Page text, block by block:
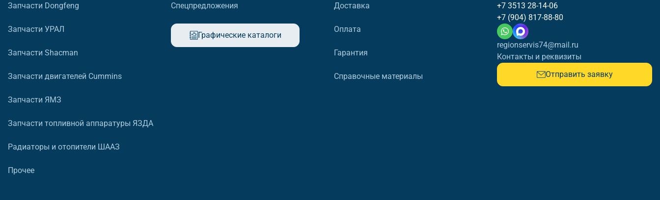
Запчасти Dongfeng
Запчасти УРАЛ
Запчасти Shacman
Запчасти двигателей Cummins
Запчасти ЯМЗ
Запчасти топливной аппаратуры ЯЗДА
Радиаторы и отопители ШААЗ
Прочее
Спецпредложения
Графические каталоги
Доставка
Оплата
Гарантия
Справочные материалы
+7 3513 28-14-06
+7 (904) 817-88-80
regionservis74@mail.ru
Контакты и реквизиты
Отправить заявку